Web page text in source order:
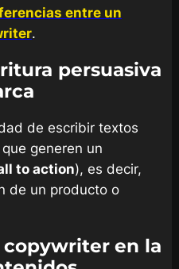
entre un
.
persuasiva
de escribir textos
generen un
to action), es decir,
de un producto o
copywriter en la